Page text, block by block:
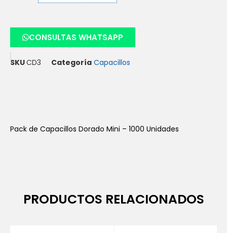
CONSULTAS WHATSAPP
SKUCD3 Categoría Capacillos
Pack de Capacillos Dorado Mini – 1000 Unidades
PRODUCTOS RELACIONADOS